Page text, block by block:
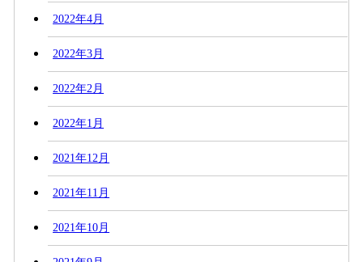
2022年4月
2022年3月
2022年2月
2022年1月
2021年12月
2021年11月
2021年10月